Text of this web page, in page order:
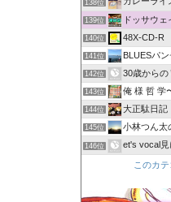
138位
139位 ドッサウ
140位 48X-CD-R
141位 BLUESパ
142位 30歳からの
143位 俺 様 哲 学
144位 大正駄日記
145位 小林つん太
146位 et's vocal見
このカ